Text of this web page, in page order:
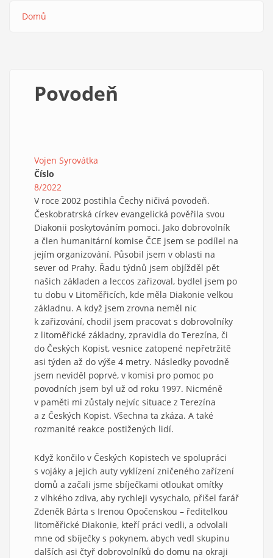
Domů
Povodeň
Vojen Syrovátka
Číslo
8/2022
V roce 2002 postihla Čechy ničivá povodeň.
Českobratrská církev evangelická pověřila svou
Diakonii poskytováním pomoci. Jako dobrovolník
a člen humanitární komise ČCE jsem se podílel na
jejím organizování. Působil jsem v oblasti na
sever od Prahy. Řadu týdnů jsem objížděl pět
našich základen a leccos zařizoval, bydlel jsem po
tu dobu v Litoměřicích, kde měla Diakonie velkou
základnu. A když jsem zrovna neměl nic
k zařizování, chodil jsem pracovat s dobrovolníky
z litoměřické základny, zpravidla do Terezína, či
do Českých Kopist, vesnice zatopené nepřetržitě
asi týden až do výše 4 metry. Následky povodně
jsem neviděl poprvé, v komisi pro pomoc po
povodních jsem byl už od roku 1997. Nicméně
v paměti mi zůstaly nejvíc situace z Terezína
a z Českých Kopist. Všechna ta zkáza. A také
rozmanité reakce postižených lidí.
Když končilo v Českých Kopistech ve spolupráci
s vojáky a jejich auty vyklízení zničeného zařízení
domů a začali jsme sbíječkami otloukat omítky
z vlhkého zdiva, aby rychleji vysychalo, přišel farář
Zdeněk Bárta s Irenou Opočenskou – ředitelkou
litoměřické Diakonie, kteří práci vedli, a odvolali
mne od sbíječky s pokynem, abych vedl skupinu
dalších asi čtyř dobrovolníků do domu na okraji